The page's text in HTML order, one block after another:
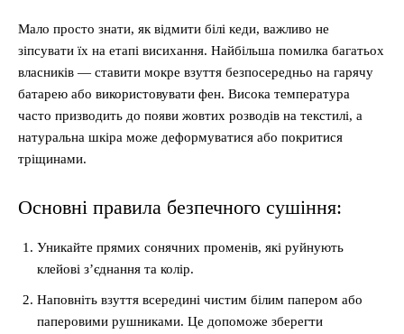
Мало просто знати, як відмити білі кеди, важливо не
зіпсувати їх на етапі висихання. Найбільша помилка багатьох
власників — ставити мокре взуття безпосередньо на гарячу
батарею або використовувати фен. Висока температура
часто призводить до появи жовтих розводів на текстилі, а
натуральна шкіра може деформуватися або покритися
тріщинами.
Основні правила безпечного сушіння:
Уникайте прямих сонячних променів, які руйнують
клейові з’єднання та колір.
Наповніть взуття всередині чистим білим папером або
паперовими рушниками. Це допоможе зберегти